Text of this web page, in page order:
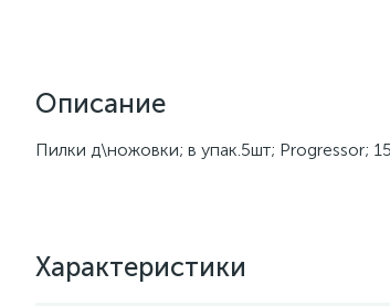
Описание
Пилки д\ножовки; в упак.5шт; Progressor;
Характеристики